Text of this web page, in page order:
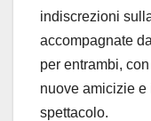
indiscrezioni
accompagnate
per entrambi,
nuove amicizie
spettacolo.